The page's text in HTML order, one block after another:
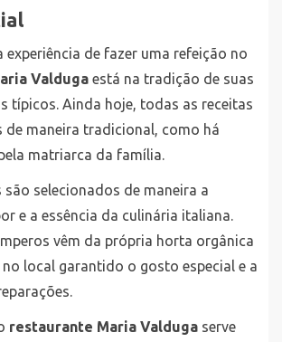
experiência de fazer uma refeição no
Valduga está na tradição de suas
típicos. Ainda hoje, todas as receitas
de maneira tradicional, como há
matriarca da família.
são selecionados de maneira a
e a essência da culinária italiana.
vêm da própria horta orgânica
local garantido o gosto especial e a
restaurante Maria Valduga serve